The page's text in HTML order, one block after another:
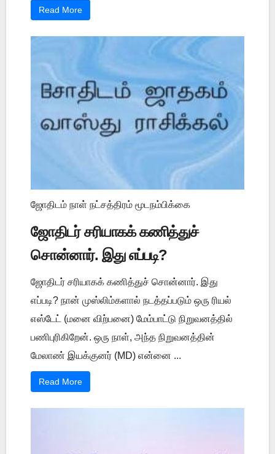
Read More
ஜோதிடம் நாள் நட்சத்திரம் மூடநம்பிக்கை
ஜோதிடர் சரியாகக் கணித்துச்
சொன்னார். இது எப்படி?
ஜோதிடர் சரியாகக் கணித்துச் சொன்னார். இது
எப்படி? நான் முஸ்லிம்களால் நடத்தப்படும் ஒரு ரியல்
எஸ்டேட் (மனை விற்பனை) மேம்பாட்டு நிறுவனத்தில்
பணிபுரிகிறேன். ஒரு நாள், அந்த நிறுவனத்தின்
மேலாண் இயக்குனர் (MD) என்னை ...
Read More